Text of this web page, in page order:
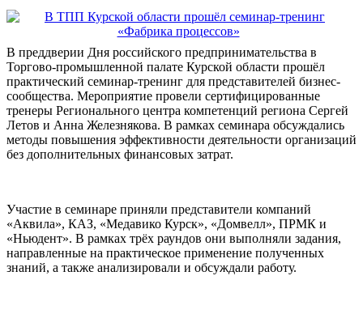
В преддверии Дня российского предпринимательства в
Торгово-промышленной палате Курской области прошёл
практический семинар-тренинг для представителей бизнес-
сообщества. Мероприятие провели сертифицированные
тренеры Регионального центра компетенций региона Сергей
Летов и Анна Железнякова. В рамках семинара обсуждались
методы повышения эффективности деятельности организаций
без дополнительных финансовых затрат.
Участие в семинаре приняли представители компаний
«Аквила», КАЗ, «Медавико Курск», «Домвелл», ПРМК и
«Ньюдент». В рамках трёх раундов они выполняли задания,
направленные на практическое применение полученных
знаний, а также анализировали и обсуждали работу.